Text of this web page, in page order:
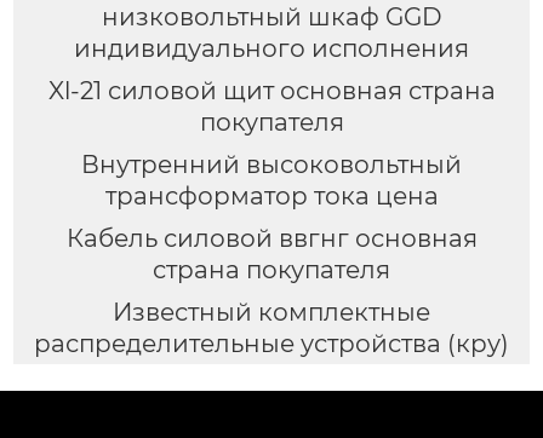
низковольтный шкаф GGD
индивидуального исполнения
Xl-21 силовой щит основная страна
покупателя
Внутренний высоковольтный
трансформатор тока цена
Кабель силовой ввгнг основная
страна покупателя
Известный комплектные
распределительные устройства (кру)